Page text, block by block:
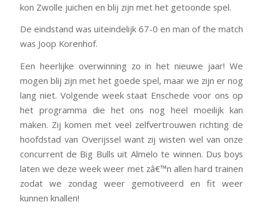
kon Zwolle juichen en blij zijn met het getoonde spel.
De eindstand was uiteindelijk 67-0 en man of the match
was Joop Korenhof.
Een heerlijke overwinning zo in het nieuwe jaar! We
mogen blij zijn met het goede spel, maar we zijn er nog
lang niet. Volgende week staat Enschede voor ons op
het programma die het ons nog heel moeilijk kan
maken. Zij komen met veel zelfvertrouwen richting de
hoofdstad van Overijssel want zij wisten wel van onze
concurrent de Big Bulls uit Almelo te winnen. Dus boys
laten we deze week weer met zâ€™n allen hard trainen
zodat we zondag weer gemotiveerd en fit weer
kunnen knallen!